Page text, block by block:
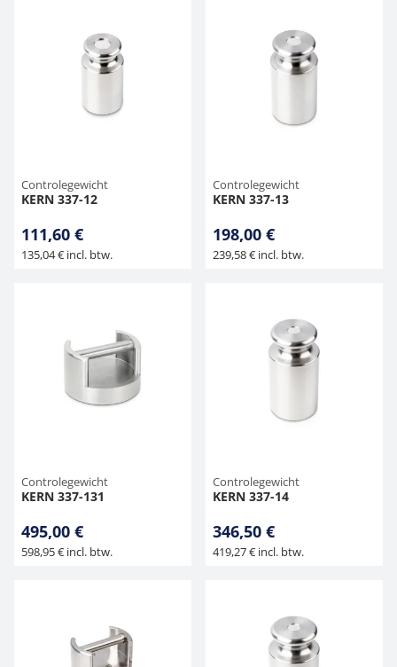
Controlegewicht
KERN 337-12
111,60 €
135,04 € incl. btw.
Controlegewicht
KERN 337-13
198,00 €
239,58 € incl. btw.
Controlegewicht
KERN 337-131
495,00 €
598,95 € incl. btw.
Controlegewicht
KERN 337-14
346,50 €
419,27 € incl. btw.